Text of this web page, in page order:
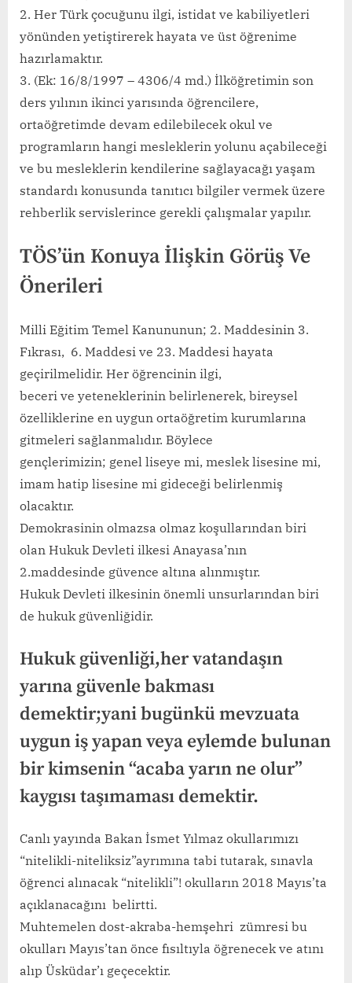
2. Her Türk çocuğunu ilgi, istidat ve kabiliyetleri
yönünden yetiştirerek hayata ve üst öğrenime
hazırlamaktır.
3. (Ek: 16/8/1997 – 4306/4 md.) İlköğretimin son
ders yılının ikinci yarısında öğrencilere,
ortaöğretimde devam edilebilecek okul ve
programların hangi mesleklerin yolunu açabileceği
ve bu mesleklerin kendilerine sağlayacağı yaşam
standardı konusunda tanıtıcı bilgiler vermek üzere
rehberlik servislerince gerekli çalışmalar yapılır.
TÖS’ün Konuya İlişkin Görüş Ve
Önerileri
Milli Eğitim Temel Kanununun; 2. Maddesinin 3.
Fıkrası, 6. Maddesi ve 23. Maddesi hayata
geçirilmelidir. Her öğrencinin ilgi,
beceri ve yeteneklerinin belirlenerek, bireysel
özelliklerine en uygun ortaöğretim kurumlarına
gitmeleri sağlanmalıdır. Böylece
gençlerimizin; genel liseye mi, meslek lisesine mi,
imam hatip lisesine mi gideceği belirlenmiş
olacaktır.
Demokrasinin olmazsa olmaz koşullarından biri
olan Hukuk Devleti ilkesi Anayasa’nın
2.maddesinde güvence altına alınmıştır.
Hukuk Devleti ilkesinin önemli unsurlarından biri
de hukuk güvenliğidir.
Hukuk güvenliği,her vatandaşın
yarına güvenle bakması
demektir;yani bugünkü mevzuata
uygun iş yapan veya eylemde bulunan
bir kimsenin “acaba yarın ne olur”
kaygısı taşımaması demektir.
Canlı yayında Bakan İsmet Yılmaz okullarımızı
“nitelikli-niteliksiz”ayrımına tabi tutarak, sınavla
öğrenci alınacak “nitelikli”! okulların 2018 Mayıs’ta
açıklanacağını belirtti.
Muhtemelen dost-akraba-hemşehri zümresi bu
okulları Mayıs’tan önce fısıltıyla öğrenecek ve atını
alıp Üsküdar’ı geçecektir.